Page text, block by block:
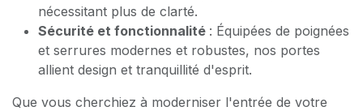
nécessitant plus de clarté.
Sécurité et fonctionnalité : Équipées de poignées
et serrures modernes et robustes, nos portes
allient design et tranquillité d'esprit.
Que vous cherchiez à moderniser l'entrée de votre